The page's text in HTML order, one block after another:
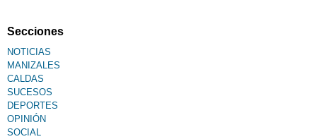
Secciones
NOTICIAS
MANIZALES
CALDAS
SUCESOS
DEPORTES
OPINIÓN
SOCIAL